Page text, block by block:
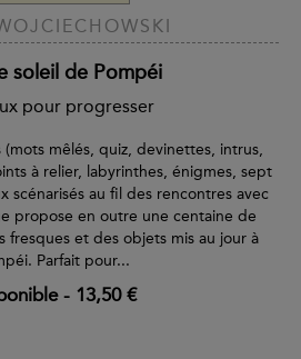
soleil de Pompéi
pour progresser
(mots mêlés, quiz, devinettes, intrus,
à relier, labyrinthes, énigmes, sept
scénarisés au fil des rencontres avec
propose en outre une centaine de
fresques et des objets mis au jour à
Parfait pour...
- 13,50 €